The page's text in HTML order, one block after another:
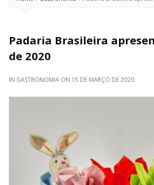
Padaria Brasileira
de 2020
IN GASTRONOMIA ON 15 DE MARÇO DE 2020